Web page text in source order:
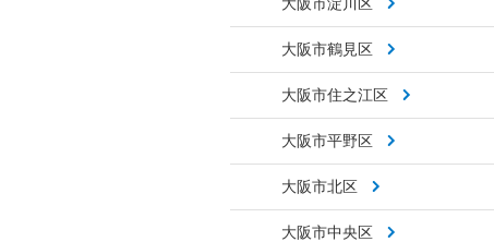
大阪市鶴見区
大阪市住之江区
大阪市平野区
大阪市北区
大阪市中央区